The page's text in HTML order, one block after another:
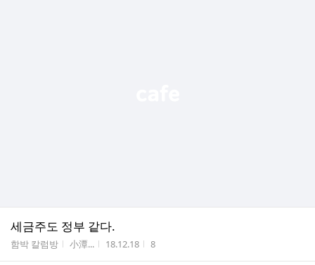
세금주도 정부 같다.
게시판명
함박 칼럼방 작성자
小潭... 작성시간
18.12.18 조회수
8